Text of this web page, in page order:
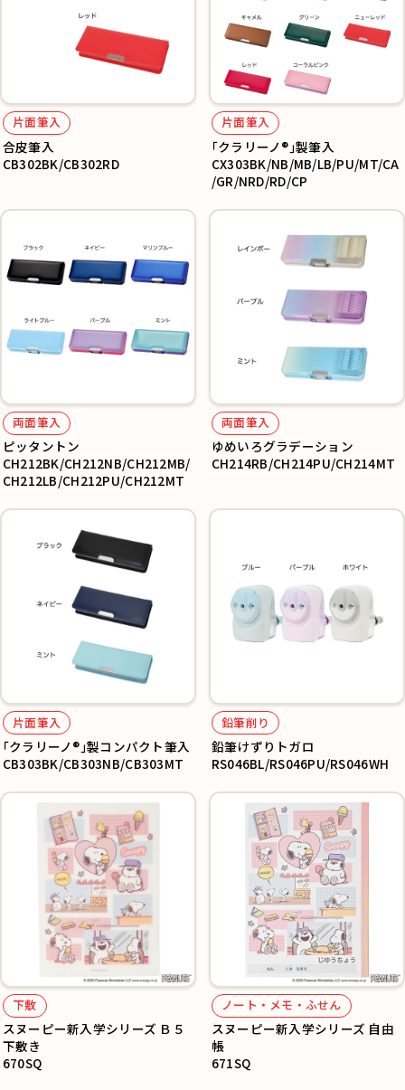
片面筆入
合皮筆入
CB302BK/CB302RD
片面筆入
｢クラリーノ®︎｣製筆入
CX303BK/NB/MB/LB/PU/MT/CA
/GR/NRD/RD/CP
両面筆入
ピッタントン
CH212BK/CH212NB/CH212MB/
CH212LB/CH212PU/CH212MT
両面筆入
ゆめいろグラデーション
CH214RB/CH214PU/CH214MT
片面筆入
｢クラリーノ®｣製コンパクト筆入
CB303BK/CB303NB/CB303MT
鉛筆削り
鉛筆けずりトガロ
RS046BL/RS046PU/RS046WH
下敷
スヌーピー新入学シリーズ Ｂ５
下敷き
670SQ
ノート・メモ・ふせん
スヌーピー新入学シリーズ 自由
帳
671SQ